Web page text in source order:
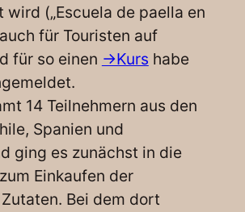
(„Escuela de paella en
für Touristen auf
für so einen ->Kurs habe
14 Teilnehmern aus den
Spanien und
ging es zunächst in die
Einkaufen der
Bei dem dort